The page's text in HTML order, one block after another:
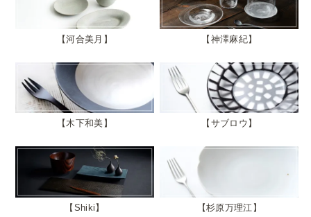
河合美月 神澤麻紀
木下和美 サブロウ
Shiki 杉原万理江